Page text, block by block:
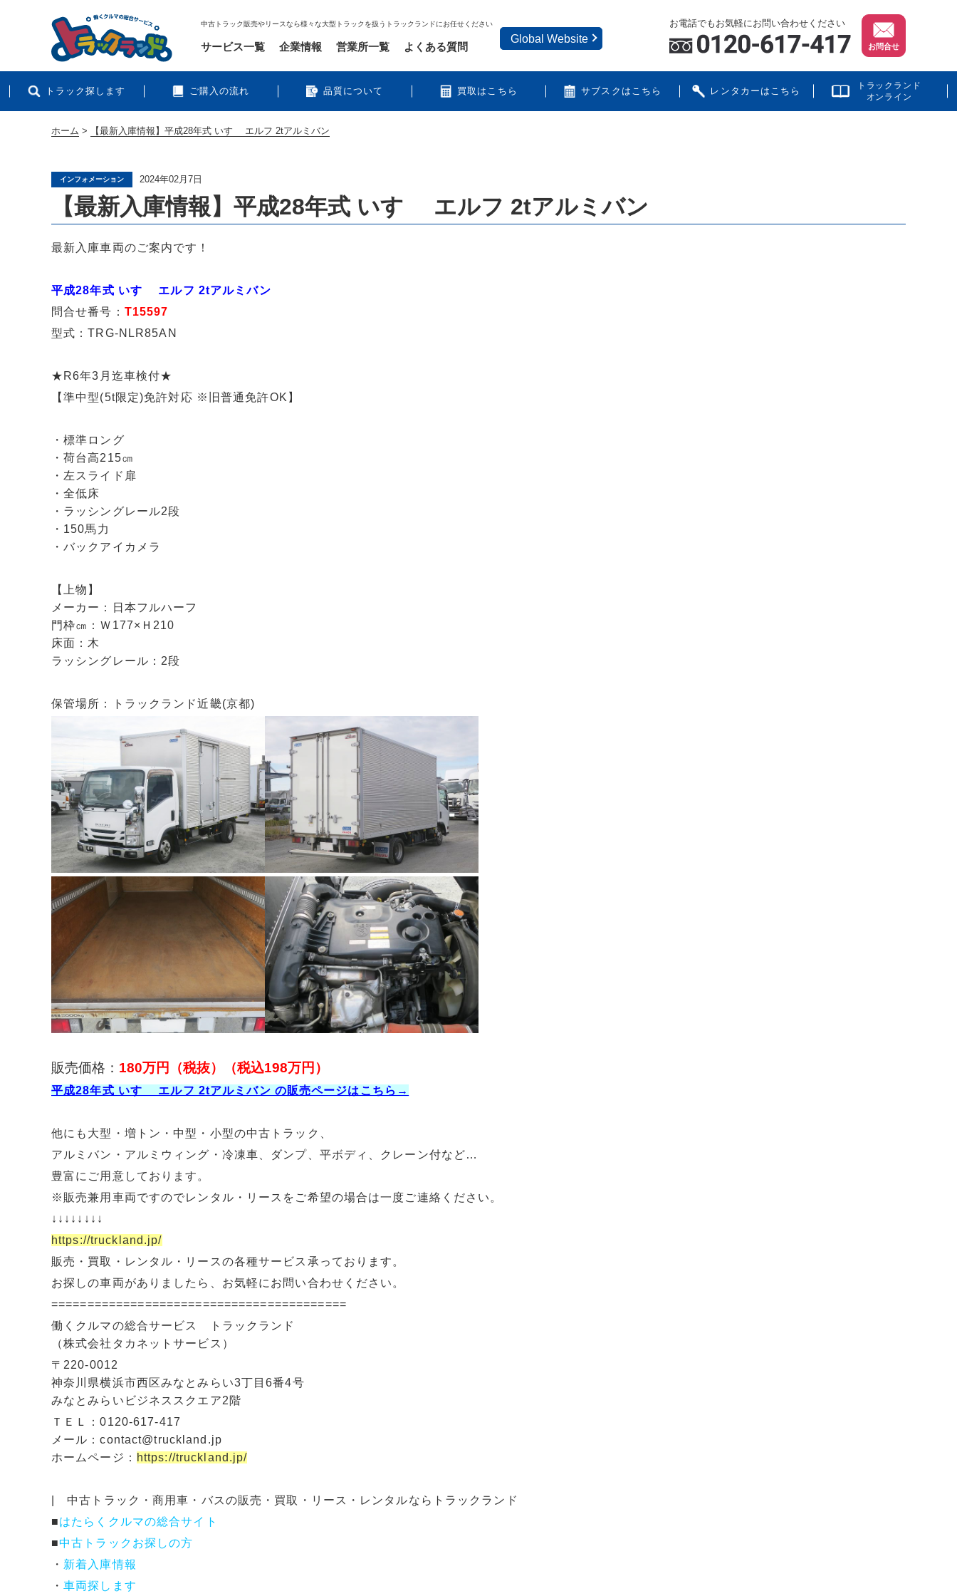
中古トラック販売やリースなら様々な大型トラックを扱うトラックランドにお任せください お電話でもお気軽にお問い合わせください
お問合せ
トラック探します ご購入の流れ 品質について 買取はこちら サブスクはこちら レンタカーはこちら
トラックランド
オンライン
サービス一覧 企業情報 営業所一覧 よくある質問
Global Website
ホーム > 【最新入庫情報】平成28年式 いすゞ エルフ 2tアルミバン
インフォメーション 2024年02月7日
【最新入庫情報】平成28年式 いすゞ エルフ 2tアルミバン
最新入庫車両のご案内です！
平成28年式 いすゞ エルフ 2tアルミバン
問合せ番号： T15597
型式：TRG-NLR85AN
★R6年3月迄車検付★
【準中型(5t限定)免許対応 ※旧普通免許OK】
・標準ロング
・荷台高215㎝
・左スライド扉
・全低床
・ラッシングレール2段
・150馬力
・バックアイカメラ
【上物】
メーカー：日本フルハーフ
門枠㎝：Ｗ177×Ｈ210
床面：木
ラッシングレール：2段
保管場所：トラックランド近畿(京都)
販売価格： 180万円（税抜）（税込198万円）
平成28年式 いすゞ エルフ 2tアルミバン の販売ページはこちら→
他にも大型・増トン・中型・小型の中古トラック、
アルミバン・アルミウィング・冷凍車、ダンプ、平ボディ、クレーン付など…
豊富にご用意しております。
※販売兼用車両ですのでレンタル・リースをご希望の場合は一度ご連絡ください。
↓↓↓↓↓↓↓↓
https://truckland.jp/
販売・買取・レンタル・リースの各種サービス承っております。
お探しの車両がありましたら、お気軽にお問い合わせください。
=========================================
働くクルマの総合サービス トラックランド
（株式会社タカネットサービス）
〒220-0012
神奈川県横浜市西区みなとみらい3丁目6番4号
みなとみらいビジネススクエア2階
ＴＥＬ：0120-617-417
メール：contact@truckland.jp
ホームページ： https://truckland.jp/
| 中古トラック・商用車・バスの販売・買取・リース・レンタルならトラックランド
■はたらくクルマの総合サイト
■中古トラックお探しの方
・ 新着入庫情報
・車両探します